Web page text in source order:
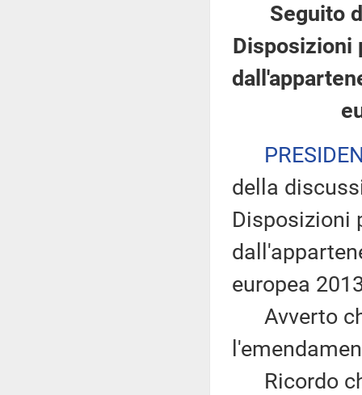
Seguito
Disposizioni
della
Disposizioni
europea
Avverto
Ricordo